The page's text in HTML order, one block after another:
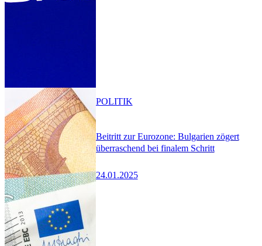
Beitritt zur Eurozone: Bulgarien zögert
überraschend bei finalem Schritt
24.01.2025
POLITIK